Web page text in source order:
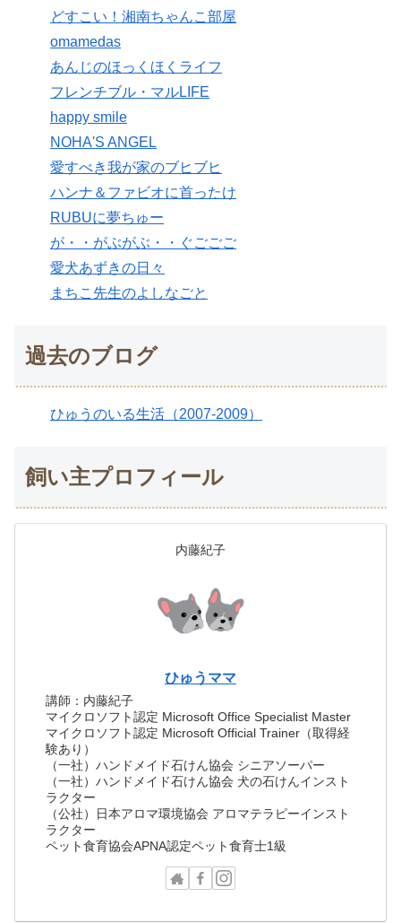
どすこい！湘南ちゃんこ部屋
omamedas
あんじのほっくほくライフ
フレンチブル・マルLIFE
happy smile
NOHA'S ANGEL
愛すべき我が家のブヒブヒ
ハンナ＆ファビオに首ったけ
RUBUに夢ちゅー
が・・がぶがぶ・・ぐごごご
愛犬あずきの日々
まちこ先生のよしなごと
過去のブログ
ひゅうのいる生活（2007-2009）
飼い主プロフィール
内藤紀子
ひゅうママ
講師：内藤紀子
マイクロソフト認定 Microsoft Office Specialist Master
マイクロソフト認定 Microsoft Official Trainer（取得経
験あり）
（一社）ハンドメイド石けん協会 シニアソーパー
（一社）ハンドメイド石けん協会 犬の石けんインスト
ラクター
（公社）日本アロマ環境協会 アロマテラピーインスト
ラクター
ペット食育協会APNA認定ペット食育士1級